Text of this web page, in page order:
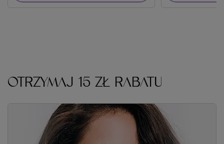
OTRZYMAJ 15 ZŁ RABATU